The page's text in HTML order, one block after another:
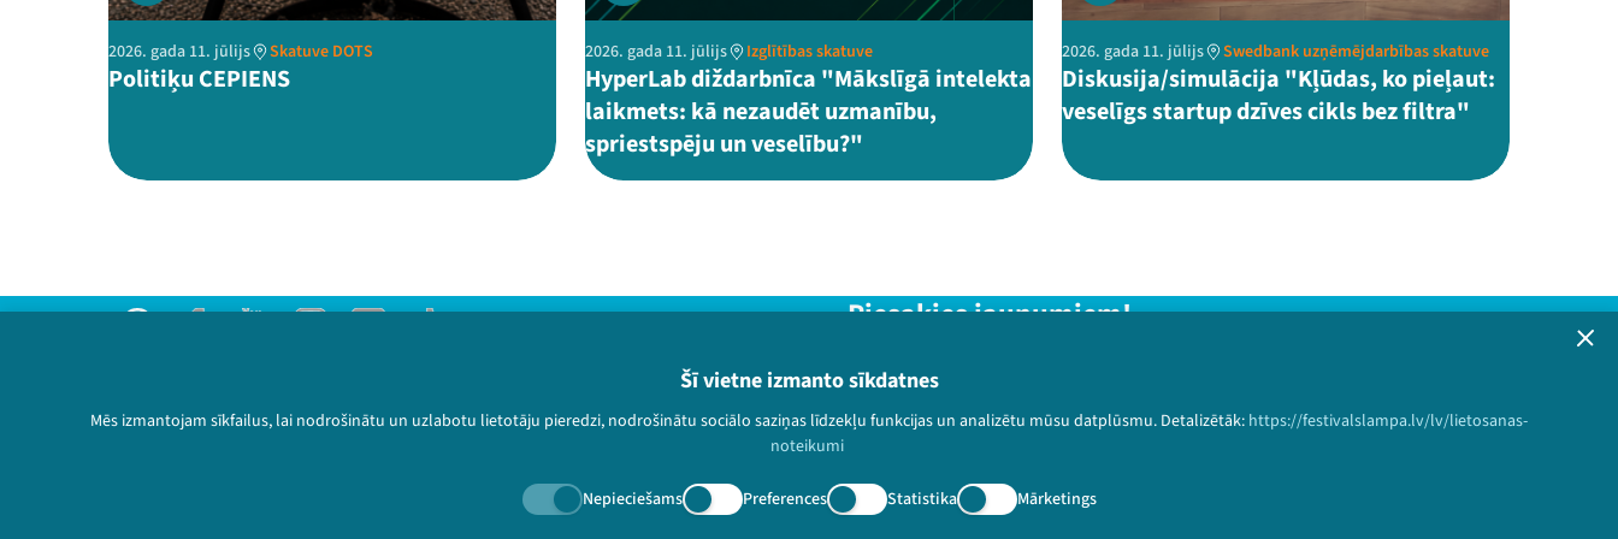
Šī vietne izmanto sīkdatnes
Mēs izmantojam sīkfailus, lai nodrošinātu un uzlabotu lietotāju pieredzi, nodrošinātu sociālo saziņas līdzekļu funkcijas un analizētu mūsu datplūsmu. Detalizētāk: https://festivalslampa.lv/lv/lietosanas-
noteikumi
Nepieciešams Preferences Statistika Mārketings
2026. gada 11. jūlijs Skatuve DOTS
Politiķu CEPIENS
2026. gada 11. jūlijs Izglītības skatuve
HyperLab diždarbnīca "Mākslīgā intelekta
laikmets: kā nezaudēt uzmanību,
spriestspēju un veselību?"
2026. gada 11. jūlijs Swedbank uzņēmējdarbības skatuve
Diskusija/simulācija "Kļūdas, ko pieļaut:
veselīgs startup dzīves cikls bez filtra"
Privātuma politika
Lietošanas noteikumi un sīkdatņu politika
© 2026 Sarunu festivāls LAMPA Visas tiesības paturētas.
Piesakies jaunumiem!
Nepalaid garām aktuālāko informāciju!
Pieteikties